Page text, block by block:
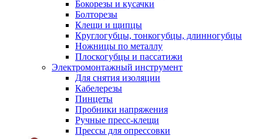
Бокорезы и кусачки
Болторезы
Клещи и щипцы
Круглогубцы, тонкогубцы, длинногубцы
Ножницы по металлу
Плоскогубцы и пассатижи
Электромонтажный инструмент
Для снятия изоляции
Кабелерезы
Пинцеты
Пробники напряжения
Ручные пресс-клещи
Прессы для опрессовки